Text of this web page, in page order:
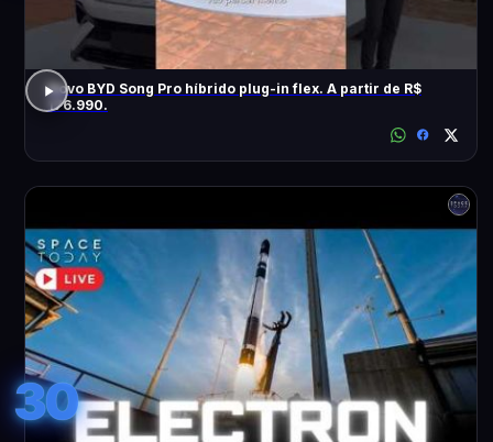
Novo BYD Song Pro híbrido plug-in flex. A partir de R$
176.990.
30